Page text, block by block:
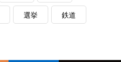
選挙 鉄道